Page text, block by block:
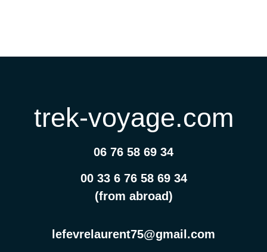
trek-voyage.com
06 76 58 69 34
00 33 6 76 58 69 34
(from abroad)
lefevrelaurent75@gmail.com